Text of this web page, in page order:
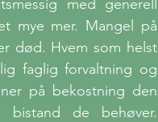
med generell
mye mer. Mangel på
død. Hvem som helst
faglig forvaltning og
på bekostning den
de behøver.